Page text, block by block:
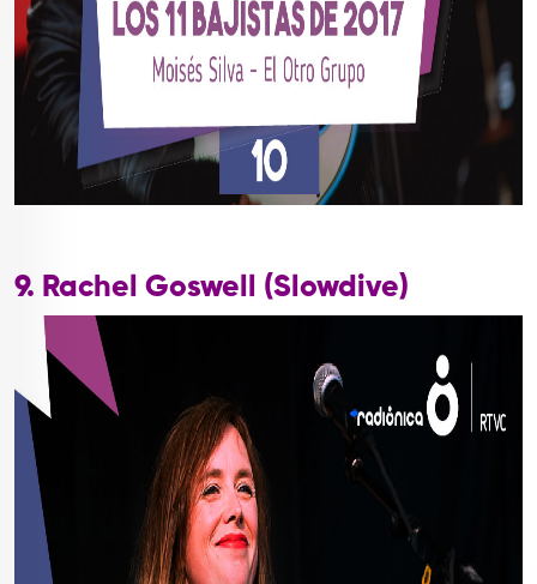
9. Rachel Goswell (Slowdive)